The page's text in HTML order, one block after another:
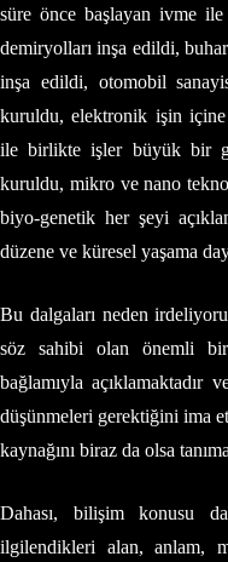
süre önce başlayan ivme
demiryolları inşa edildi,
inşa edildi, otomobil
kuruldu, elektronik işin
ile birlikte işler büyük bir
kuruldu, mikro ve nano
biyo-genetik her şeyi
düzene ve küresel yaşama
Bu dalgaları neden
söz sahibi olan önemli
bağlamıyla
düşünmeleri gerektiğini ima
kaynağını biraz da olsa
Dahası, bilişim konusu
ilgilendikleri alan, anlam,